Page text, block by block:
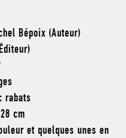
Bépoix (Auteur)
rabats
cm
et quelques unes en